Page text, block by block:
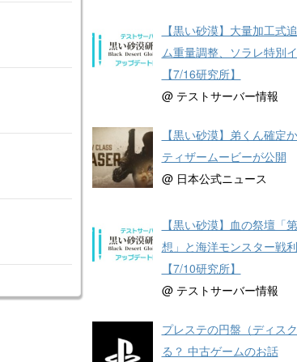
【黒い砂漠】大量加工式
ム重量調整、ソラレ特別
【7/16研究所】
@ テストサーバー情報
【黒い砂漠】弟くん確定
ティザームービーが公開
@ 日本公式ニュース
【黒い砂漠】血の祭壇「
想」と海洋モンスター戦
【7/10研究所】
@ テストサーバー情報
プレステの円盤（ディス
る？ 中古ゲームのお話